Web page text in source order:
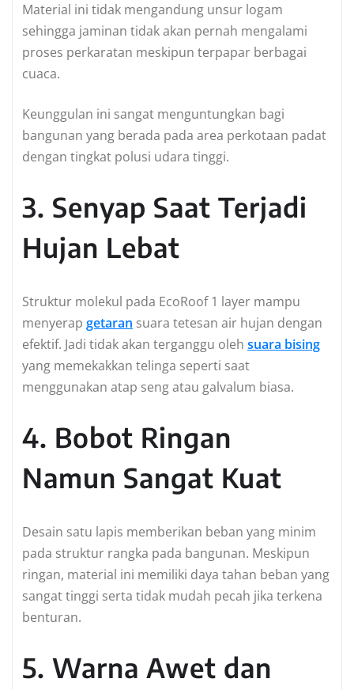
Material ini tidak mengandung unsur logam
sehingga jaminan tidak akan pernah mengalami
proses perkaratan meskipun terpapar berbagai
cuaca.
Keunggulan ini sangat menguntungkan bagi
bangunan yang berada pada area perkotaan padat
dengan tingkat polusi udara tinggi.
3. Senyap Saat Terjadi
Hujan Lebat
Struktur molekul pada EcoRoof 1 layer mampu
menyerap getaran suara tetesan air hujan dengan
efektif. Jadi tidak akan terganggu oleh suara bising
yang memekakkan telinga seperti saat
menggunakan atap seng atau galvalum biasa.
4. Bobot Ringan
Namun Sangat Kuat
Desain satu lapis memberikan beban yang minim
pada struktur rangka pada bangunan. Meskipun
ringan, material ini memiliki daya tahan beban yang
sangat tinggi serta tidak mudah pecah jika terkena
benturan.
5. Warna Awet dan